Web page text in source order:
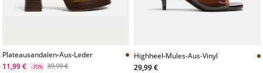
Plateausandalen-Aus-Leder
11,99 €
-70% 39,99 €
Highheel-Mules-Aus-Vinyl
29,99 €